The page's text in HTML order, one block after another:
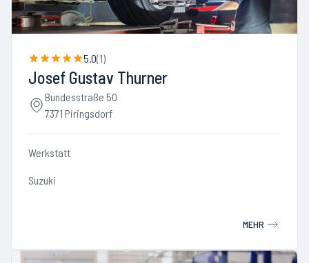
5.0(1)
Josef Gustav Thurner
Bundesstraße 50
7371 Piringsdorf
Werkstatt
Suzuki
MEHR